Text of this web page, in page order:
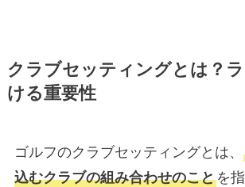
クラブセッティングとは？
ける重要性
ゴルフのクラブセッティングとは、
込むクラブの組み合わせのことを